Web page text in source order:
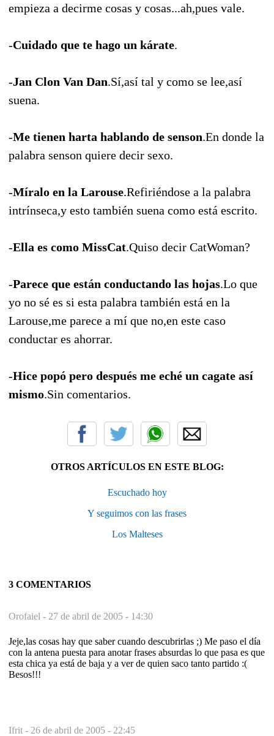
empieza a decirme cosas y cosas...ah,pues vale.
-Cuidado que te hago un kárate.
-Jan Clon Van Dan.Sí,así tal y como se lee,así
suena.
-Me tienen harta hablando de senson.En donde la
palabra senson quiere decir sexo.
-Míralo en la Larouse.Refiriéndose a la palabra
intrínseca,y esto también suena como está escrito.
-Ella es como MissCat.Quiso decir CatWoman?
-Parece que están conductando las hojas.Lo que
yo no sé es si esta palabra también está en la
Larouse,me parece a mí que no,en este caso
conductar es ahorrar.
-Hice popó pero después me eché un cagate así
mismo.Sin comentarios.
OTROS ARTÍCULOS EN ESTE BLOG:
Escuchado hoy
Y seguimos con las frases
Los Malteses
3 COMENTARIOS
Orofaiel - 27 de abril de 2005 - 14:30
Jeje,las cosas hay que saber cuando descubrirlas ;) Me paso el día
con la antena puesta para anotar frases absurdas lo que pasa es que
esta chica ya está de baja y a ver de quien saco tanto partido :(
Besos!!!
Ifrit - 26 de abril de 2005 - 22:45